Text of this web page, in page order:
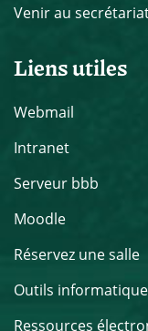
Venir au
Liens utiles
Webmail
Intranet
Serveur bbb
Moodle
Réservez une salle
Outils
Ressources